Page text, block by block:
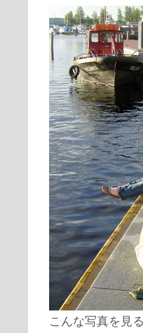
こんな写真を見